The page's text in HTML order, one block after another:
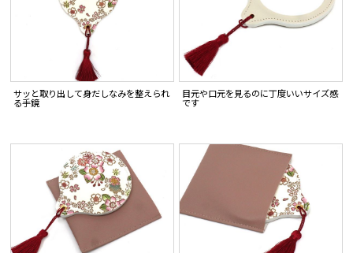
サッと取り出して身だしなみを整えられ
る手鏡
目元や口元を見るのに丁度いいサイズ感
です